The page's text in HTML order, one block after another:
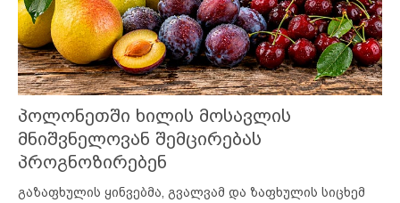
პოლონეთში ხილის მოსავლის
მნიშვნელოვან შემცირებას
პროგნოზირებენ
გაზაფხულის ყინვებმა, გვალვამ და ზაფხულის სიცხემ